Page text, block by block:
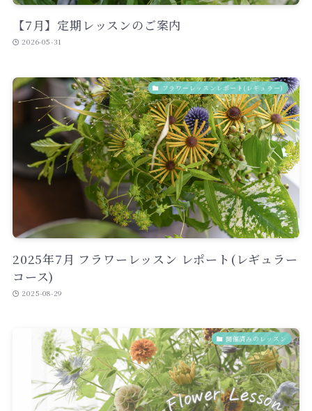
【7月】定期レッスンのご案内
2026-05-31
フラワーレッスンレポート(レギュラー)
2025年7月 フラワーレッスン レポート(レギュラー
コース)
2025-08-29
開催済みのレッスン